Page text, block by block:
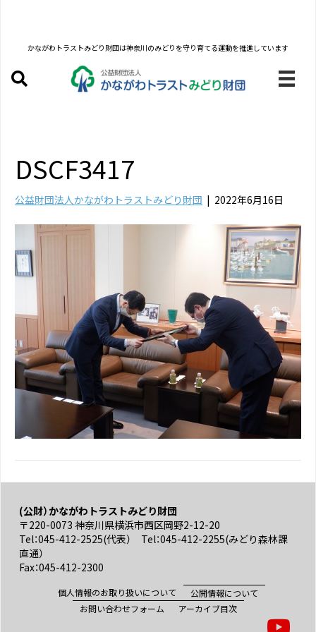
かながわトラストみどり財団は神奈川のみどりを守り育てる運動を推進しています
DSCF3417
公益財団法人かながわトラストみどり財団 | 2022年6月16日
(公財）かながわトラストみどり財団
〒220-0073 神奈川県横浜市西区岡野2-12-20
Tel：045-412-2525(代表） Tel：045-412-2255(みどり森林課
直通）
Fax：045-412-2300
個人情報のお取り扱いについて
公開情報について
お問い合わせフォーム
アーカイブ目次